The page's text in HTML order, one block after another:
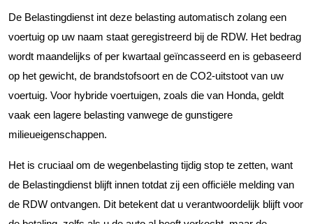
De Belastingdienst int deze belasting automatisch zolang een
voertuig op uw naam staat geregistreerd bij de RDW. Het bedrag
wordt maandelijks of per kwartaal geïncasseerd en is gebaseerd
op het gewicht, de brandstofsoort en de CO2-uitstoot van uw
voertuig. Voor hybride voertuigen, zoals die van Honda, geldt
vaak een lagere belasting vanwege de gunstigere
milieueigenschappen.
Het is cruciaal om de wegenbelasting tijdig stop te zetten, want
de Belastingdienst blijft innen totdat zij een officiële melding van
de RDW ontvangen. Dit betekent dat u verantwoordelijk blijft voor